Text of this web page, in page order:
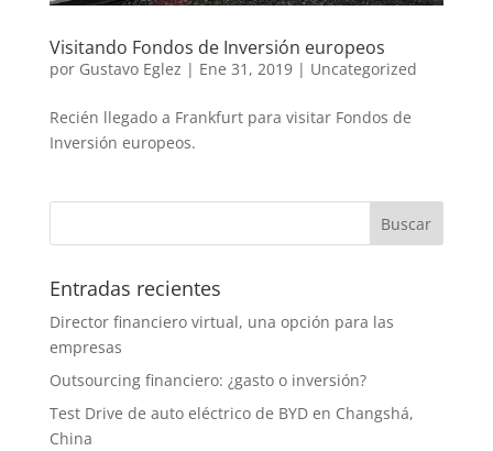
Visitando Fondos de Inversión europeos
por Gustavo Eglez | Ene 31, 2019| Uncategorized
Recién llegado a Frankfurt para visitar Fondos de
Inversión europeos.
Entradas recientes
Director financiero virtual, una opción para las
empresas
Outsourcing financiero: ¿gasto o inversión?
Test Drive de auto eléctrico de BYD en Changshá,
China